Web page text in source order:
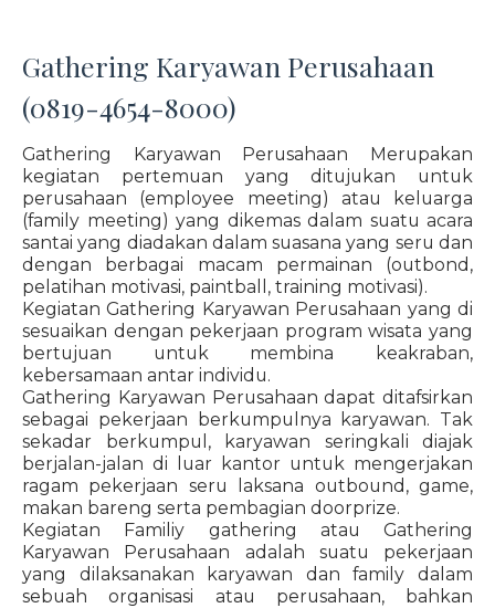
Gathering Karyawan Perusahaan
(0819-4654-8000)
Gathering Karyawan Perusahaan Merupakan
kegiatan pertemuan yang ditujukan untuk
perusahaan (employee meeting) atau keluarga
(family meeting) yang dikemas dalam suatu acara
santai yang diadakan dalam suasana yang seru dan
dengan berbagai macam permainan (outbond,
pelatihan motivasi, paintball, training motivasi).
Kegiatan Gathering Karyawan Perusahaan yang di
sesuaikan dengan pekerjaan program wisata yang
bertujuan untuk membina keakraban,
kebersamaan antar individu.
Gathering Karyawan Perusahaan dapat ditafsirkan
sebagai pekerjaan berkumpulnya karyawan. Tak
sekadar berkumpul, karyawan seringkali diajak
berjalan-jalan di luar kantor untuk mengerjakan
ragam pekerjaan seru laksana outbound, game,
makan bareng serta pembagian doorprize.
Kegiatan Familiy gathering atau Gathering
Karyawan Perusahaan adalah suatu pekerjaan
yang dilaksanakan karyawan dan family dalam
sebuah organisasi atau perusahaan, bahkan